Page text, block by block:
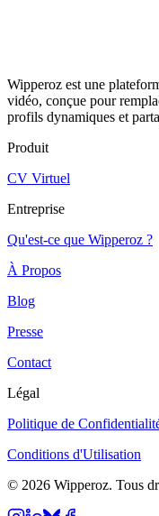
Wipperoz est une
vidéo, conçue pour
profils dynamiques et
Produit
CV Virtuel
Entreprise
Qu'est-ce que Wipperoz ?
À Propos
Blog
Presse
Contact
Légal
Politique de
Conditions d'Utilisation
© 2026 Wipperoz. Tous